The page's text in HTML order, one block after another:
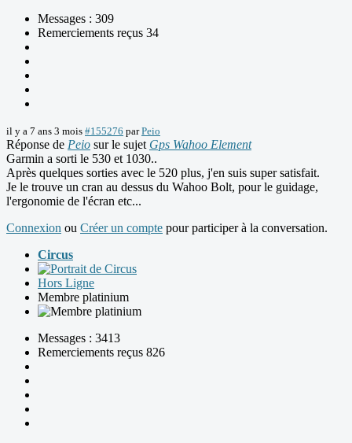
Messages : 309
Remerciements reçus 34
il y a 7 ans 3 mois #155276 parPeio
Réponse de Peio sur le sujet Gps Wahoo Element
Garmin a sorti le 530 et 1030..
Après quelques sorties avec le 520 plus, j'en suis super satisfait.
Je le trouve un cran au dessus du Wahoo Bolt, pour le guidage,
l'ergonomie de l'écran etc...
Connexion ou Créer un compte pour participer à la conversation.
Circus
Hors Ligne
Membre platinium
Messages : 3413
Remerciements reçus 826